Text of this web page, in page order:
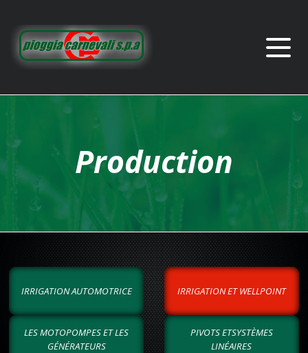
Production
IRRIGATION AUTOMOTRICE IRRIGATION ET WELLPOINT
LES MOTOPOMPES ET LES
GÉNÉRATEURS
PIVOTS ETSYSTÈMES
LINÉAIRES